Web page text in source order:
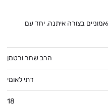
בצורה איתנה, יחד עם
הרב שחר ורטמן
דתי לאומי
18